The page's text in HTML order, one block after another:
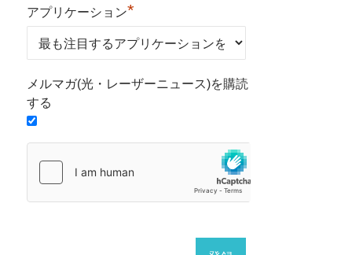
アプリケーション*
メルマガ(光・レーザーニュース)を購読
する